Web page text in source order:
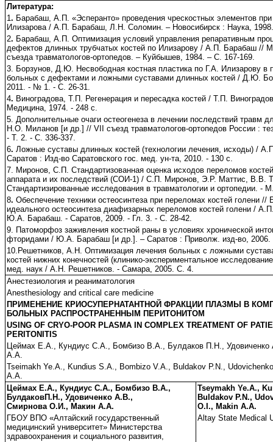
Литература:
1. Барабаш, А.П. «Эсперанто» проведения чрескостных элементов при
Илизарова / А.П. Барабаш, Л.Н. Соломин. – Новосибирск : Наука,
2. Барабаш, А.П. Оптимизация условий управления репаративным
дефектов длинных трубчатых костей по Илизарову / А.П. Барабаш //
съезда травматологов-ортопедов. – Куйбышев, 1984. – С. 167-169.
3. Борзунов, Д.Ю. Несвободная костная пластика по Г.А. Илизарову в
больных с дефектами и ложными суставами длинных костей / Д.Ю.
2011. - № 1. - С. 26-31.
4. Виноградова, Т.П. Регенерация и пересадка костей / Т.П.
Медицина, 1974. - 248 с.
5. Дополнительные очаги остеогенеза в лечении последствий травм
Н.О. Миланов [и др.] // VII съезд травматологов-ортопедов России :
- Т. 2. - С. 336-337.
6.Ложные суставы длинных костей (технологии лечения, исходы) /
Саратов : Изд-во Саратовского гос. мед. ун-та, 2010. - 130 с.
7. Миронов, С.П. Стандартизованная оценка исходов переломов
аппарата и их последствий (СОИ-1) / С.П. Миронов, Э.Р. Маттис, В.В.
Стандартизированные исследования в травматологии и ортопедии. -
8.Обеспечение техники остеосинтеза при переломах костей голени
идеального остеосинтеза диафизарных переломов костей голени /
Ю.А. Барабаш. - Саратов, 2009. - Гл. 3. - С. 28-42.
9. Патоморфоз заживления костной раны в условиях хронической
фторидами / Ю.А. Барабаш [и др.]. – Саратов : Приволж. изд-во, 2006.
10.Решетников, А.Н. Оптимизация лечения больных с ложными
костей нижних конечностей (клинико-экспериментальное
мед. наук / А.Н. Решетников. - Самара, 2005. С. 4.
Анестезиология и реаниматология
Anesthesiology and critical care medicine
ПРИМЕНЕНИЕ КРИОСУПЕРНАТАНТНОЙ ФРАКЦИИ ПЛАЗМЫ В
БОЛЬНЫХ РАСПРОСТРАНЕННЫМ ПЕРИТОНИТОМ
USING OF CRYO-POOR PLASMA IN COMPLEX TREATMENT OF
PERITONITIS
Цеймах Е.А., Кундиус С.А., Бомбизо В.А., Булдаков П.Н.,
А.А.
Tseimakh Ye.A., Kundius S.A., Bombizo V.A., Buldakov P.N.,
A.A.
Цеймах Е.А., Кундиус С.А., Бомбизо В.А.,
БулдаковП.Н., Удовиченко А.В.,
Смирнова О.И., Макин А.А.
ГБОУ ВПО «Алтайский государственный
медицинский университет» Министерства
здравоохранения и социального развития,
Tseymakh Ye.A.,
Buldakov P.N.,
O.I., Makin A.A.
Altay State Medical